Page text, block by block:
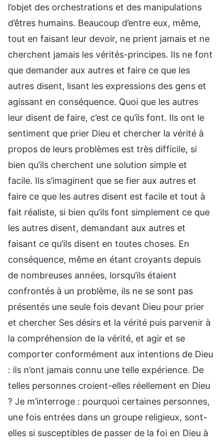
l’objet des orchestrations et des manipulations
d’êtres humains. Beaucoup d’entre eux, même,
tout en faisant leur devoir, ne prient jamais et ne
cherchent jamais les vérités-principes. Ils ne font
que demander aux autres et faire ce que les
autres disent, lisant les expressions des gens et
agissant en conséquence. Quoi que les autres
leur disent de faire, c’est ce qu’ils font. Ils ont le
sentiment que prier Dieu et chercher la vérité à
propos de leurs problèmes est très difficile, si
bien qu’ils cherchent une solution simple et
facile. Ils s’imaginent que se fier aux autres et
faire ce que les autres disent est facile et tout à
fait réaliste, si bien qu’ils font simplement ce que
les autres disent, demandant aux autres et
faisant ce qu’ils disent en toutes choses. En
conséquence, même en étant croyants depuis
de nombreuses années, lorsqu’ils étaient
confrontés à un problème, ils ne se sont pas
présentés une seule fois devant Dieu pour prier
et chercher Ses désirs et la vérité puis parvenir à
la compréhension de la vérité, et agir et se
comporter conformément aux intentions de Dieu
: ils n’ont jamais connu une telle expérience. De
telles personnes croient-elles réellement en Dieu
? Je m’interroge : pourquoi certaines personnes,
une fois entrées dans un groupe religieux, sont-
elles si susceptibles de passer de la foi en Dieu à